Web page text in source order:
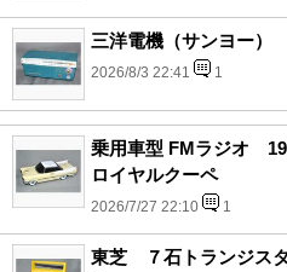
三洋電機（サンヨー）
2026/8/3 22:41 1
乗用車型 FMラジオ
ロイヤルクーペ
2026/7/27 22:10 1
東芝 ７石トランジス